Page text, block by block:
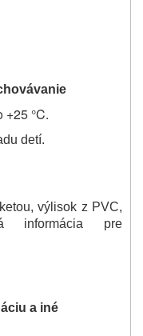
+25 °C.
detí.
výlisok z PVC,
informácia pre
a iné